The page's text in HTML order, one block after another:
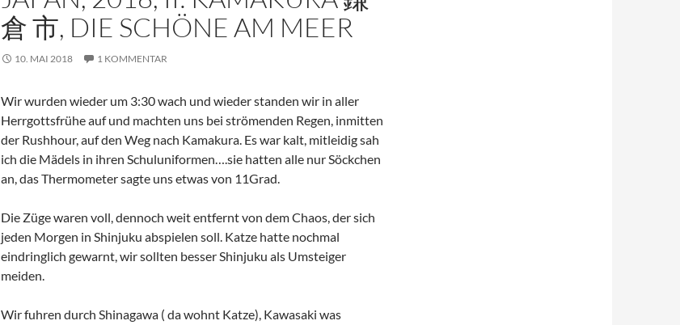
倉 市, DIE SCHÖNE AM MEER
10. MAI 2018 1 KOMMENTAR
Wir wurden wieder um 3:30 wach und wieder standen wir in aller
Herrgottsfrühe auf und machten uns bei strömenden Regen, inmitten
der Rushhour, auf den Weg nach Kamakura. Es war kalt, mitleidig sah
ich die Mädels in ihren Schuluniformen….sie hatten alle nur Söckchen
an, das Thermometer sagte uns etwas von 11Grad.
Die Züge waren voll, dennoch weit entfernt von dem Chaos, der sich
jeden Morgen in Shinjuku abspielen soll. Katze hatte nochmal
eindringlich gewarnt, wir sollten besser Shinjuku als Umsteiger
meiden.
Wir fuhren durch Shinagawa ( da wohnt Katze), Kawasaki was